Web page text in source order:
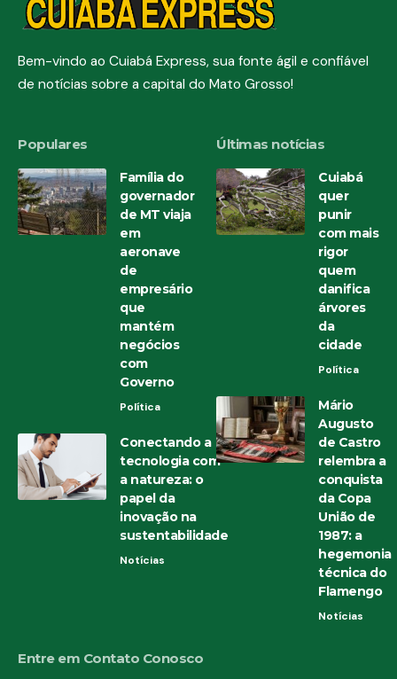
Bem-vindo ao Cuiabá Express, sua fonte ágil e confiável
de notícias sobre a capital do Mato Grosso!
Populares
Família do
governador
de MT viaja
em
aeronave
de
empresário
que
mantém
negócios
com
Governo
Política
Conectando a
tecnologia com
a natureza: o
papel da
inovação na
sustentabilidade
Notícias
Últimas notícias
Cuiabá
quer
punir
com mais
rigor
quem
danifica
árvores
da
cidade
Política
Mário
Augusto
de Castro
relembra a
conquista
da Copa
União de
1987: a
hegemonia
técnica do
Flamengo
Notícias
Entre em Contato Conosco